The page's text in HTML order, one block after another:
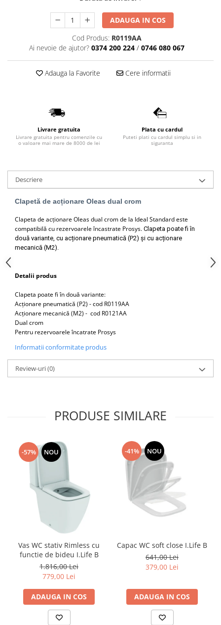
Lavoare freestanding
Lavoare sub blat
Lavoare incastrabile
Bideuri stative
Bideuri suspendate
Vase WC
Vase WC suspendate
WC pentru persoane cu dizabilitati
Capace
Capace WC clasice
Capace bideuri
Pisoare
ADAUGA IN COS
Cod Produs: R0119AA
Ai nevoie de ajutor? 0374 200 224 / 0746 080 067
Adauga la Favorite Cere informatii
Livrare gratuita
Livrare gratuita pentru comenzile cu
o valoare mai mare de 8000 de lei
Plata cu cardul
Puteti plati cu cardul simplu si in
siguranta
Descriere
Clapetă de acționare Oleas dual crom
Clapeta de acționare Oleas dual crom de la Ideal Standard este
compatibilă cu rezervoarele încastrate Prosys. Clapeta poate fi în
două variante, cu acționare pneumatică (P2) și cu acționare
mecanică (M2).
Detalii produs
Clapeta poate fi în două variante:
Acționare pneumatică (P2) - cod R0119AA
Acționare mecanică (M2) - cod R0121AA
Dual crom
Pentru rezervoarele încatrate Prosys
Informatii conformitate produs
Review-uri(0)
PRODUSE SIMILARE
-57% NOU
Vas WC stativ Rimless cu
functie de bideu I.Life B
1.816,00 Lei
779,00 Lei
ADAUGA IN COS
-41% NOU
Capac WC soft close I.Life B
641,00 Lei
379,00 Lei
ADAUGA IN COS